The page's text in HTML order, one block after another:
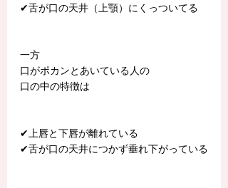
✔︎舌が口の天井（上顎）にくっついてる
一方
口がポカンとあいている人の
口の中の特徴は
✔︎上唇と下唇が離れている
✔︎舌が口の天井につかず垂れ下がっている